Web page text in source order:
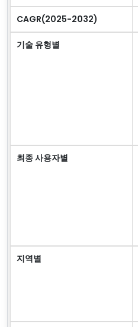
CAGR(2025-2032)
기술 유형별
최종 사용자별
지역별